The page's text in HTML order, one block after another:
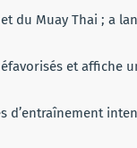
du Muay Thai ; a
et affiche
d’entraînement